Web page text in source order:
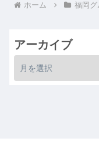
ホーム 福岡グ
アーカイブ